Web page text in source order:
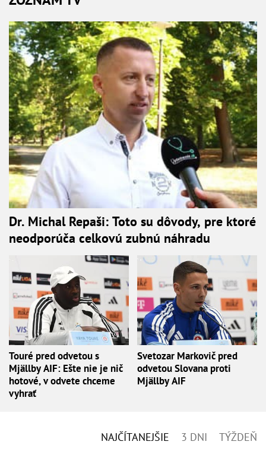
Dr. Michal Repaši: Toto su dôvody, pre ktoré
neodporúča celkovú zubnú náhradu
Touré pred odvetou s
Mjällby AIF: Ešte nie je nič
hotové, v odvete chceme
vyhrať
Svetozar Markovič pred
odvetou Slovana proti
Mjällby AIF
NAJČÍTANEJŠIE 3 DNI TÝŽDEŇ